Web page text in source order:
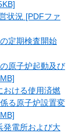
状況 [PDFファ
定期検査開始
原子炉起動及び
おける使用済燃
る原子炉設置変
発電所および大